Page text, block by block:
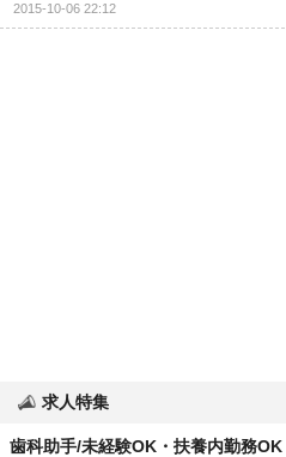
2015-10-06 22:12
求人特集
歯科助手/未経験OK・扶養内勤務OK